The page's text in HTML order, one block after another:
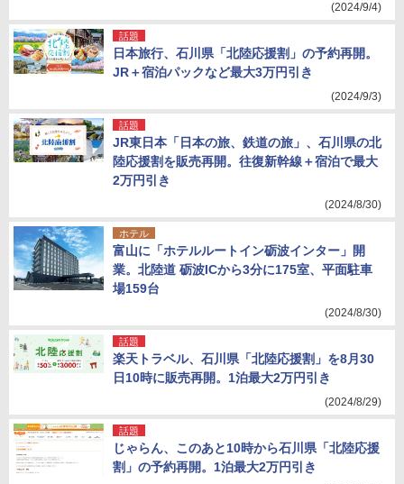
(2024/9/4)
話題
日本旅行、石川県「北陸応援割」の予約再開。
JR＋宿泊パックなど最大3万円引き
(2024/9/3)
話題
JR東日本「日本の旅、鉄道の旅」、石川県の北
陸応援割を販売再開。往復新幹線＋宿泊で最大
2万円引き
(2024/8/30)
ホテル
富山に「ホテルルートイン砺波インター」開
業。北陸道 砺波ICから3分に175室、平面駐車
場159台
(2024/8/30)
話題
楽天トラベル、石川県「北陸応援割」を8月30
日10時に販売再開。1泊最大2万円引き
(2024/8/29)
話題
じゃらん、このあと10時から石川県「北陸応援
割」の予約再開。1泊最大2万円引き